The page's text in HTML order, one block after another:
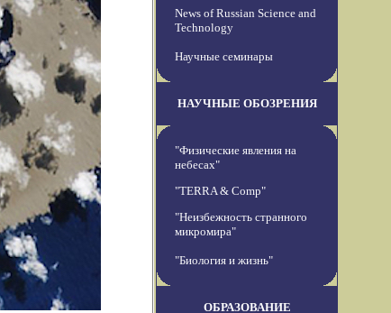
News of Russian Science and
Technology
Научные семинары
НАУЧНЫЕ ОБОЗРЕНИЯ
"Физические явления на
небесах"
"TERRA & Comp"
"Неизбежность странного
микромира"
"Биология и жизнь"
ОБРАЗОВАНИЕ